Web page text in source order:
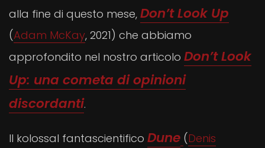
alla fine di questo mese, Don’t Look Up
(Adam McKay, 2021) che abbiamo
approfondito nel nostro articolo Don’t Look
Up: una cometa di opinioni
discordanti.
Il kolossal fantascientifico Dune (Denis